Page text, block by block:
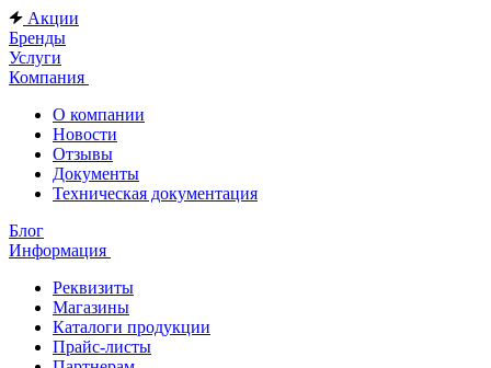
Акции
Бренды
Услуги
Компания
О компании
Новости
Отзывы
Документы
Техническая документация
Блог
Информация
Реквизиты
Магазины
Каталоги продукции
Прайс-листы